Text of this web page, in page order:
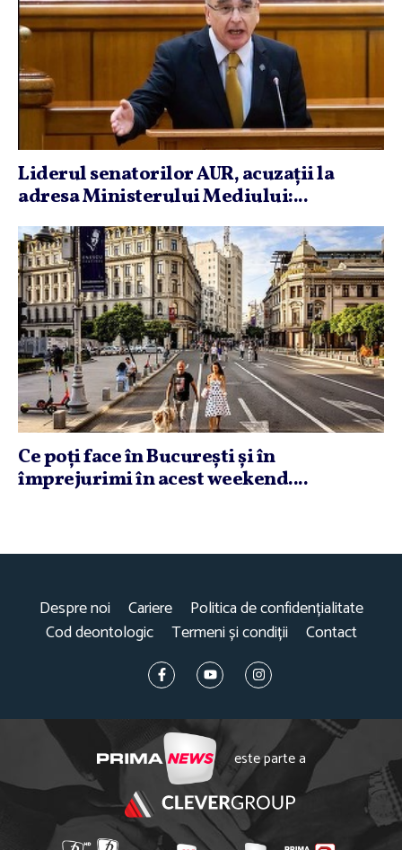
Liderul senatorilor AUR, acuzaţii la
adresa Ministerului Mediului:...
Ce poţi face în Bucureşti şi în
împrejurimi în acest weekend....
Despre noi Cariere
Politica de confidențialitate
Cod deontologic
Termeni și condiții Contact
este parte a